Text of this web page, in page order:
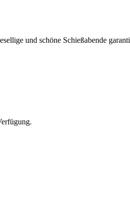
und schöne Schießabende